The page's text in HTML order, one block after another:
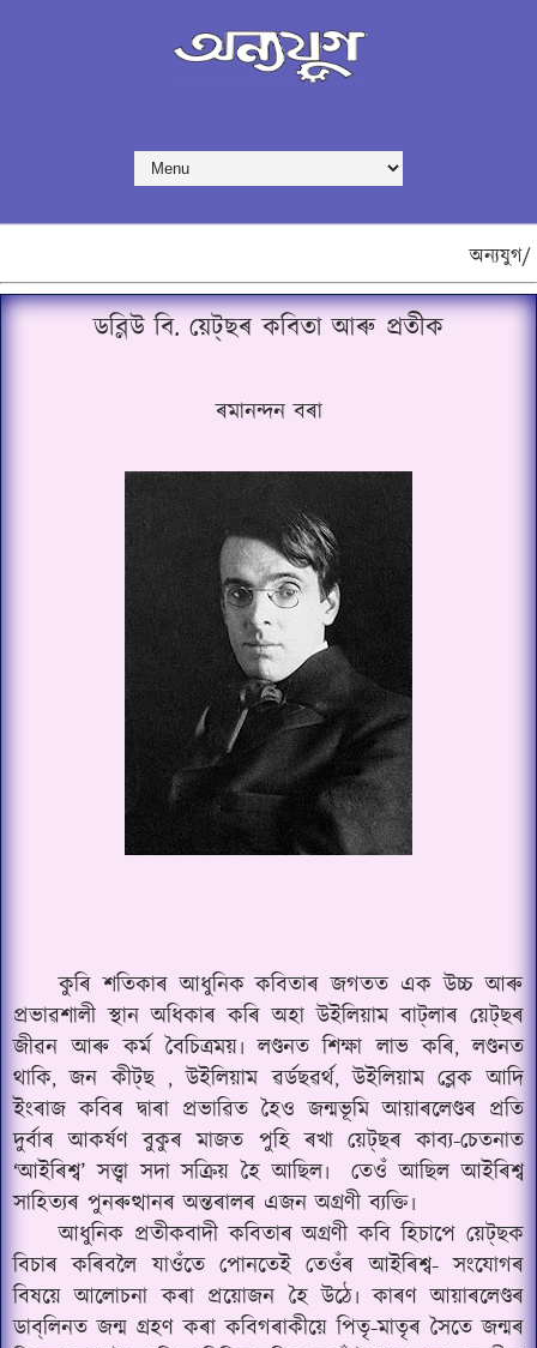
অন্যযুগ/
ডব্লিউ বি. য়েট্‌ছৰ কবিতা আৰু প্ৰতীক
ৰমানন্দন বৰা
কুৰি শতিকাৰ আধুনিক কবিতাৰ জগতত এক উচ্চ আৰু
প্ৰভাৱশালী স্থান অধিকাৰ কৰি অহা উইলিয়াম বাট্‌লাৰ য়েট্‌ছৰ
জীৱন আৰু কৰ্ম বৈচিত্ৰময়৷ লণ্ডনত শিক্ষা লাভ কৰি,লণ্ডনত
থাকি,জন কীট্‌ছ ,উইলিয়াম ৱৰ্ডছৱৰ্থ,উইলিয়াম ব্লেক আদি
ইংৰাজ কবিৰ দ্বাৰা প্ৰভাৱিত হৈও জন্মভূমি আয়াৰলেণ্ডৰ প্ৰতি
দুৰ্বাৰ আকৰ্ষণ বুকুৰ মাজত পুহি ৰখা য়েট্‌ছৰ কাব্য-চেতনাত
‘আইৰিশ্ব’ সত্ত্বা সদা সক্ৰিয় হৈ আছিল৷
তেওঁ আছিল আইৰিশ্ব
সাহিত্যৰ পুনৰুত্থানৰ অন্তৰালৰ এজন অগ্ৰণী ব্যক্তি৷
আধুনিক প্ৰতীকবাদী কবিতাৰ অগ্ৰণী কবি হিচাপে য়েট্‌ছক
বিচাৰ কৰিবলৈ যাওঁতে পোনতেই তেওঁৰ আইৰিশ্ব- সংযোগৰ
বিষয়ে আলোচনা কৰা প্ৰয়োজন হৈ উঠে৷ কাৰণ আয়াৰলেণ্ডৰ
ডাব্‌লিনত জন্ম গ্ৰহণ কৰা কবিগৰাকীয়ে পিতৃ-মাতৃৰ সৈতে জন্মৰ